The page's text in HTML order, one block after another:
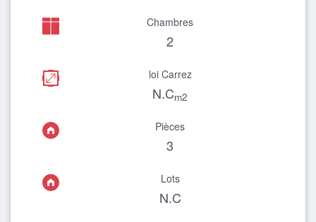
Chambres
2
loi Carrez
N.Cm2
Pièces
3
Lots
N.C